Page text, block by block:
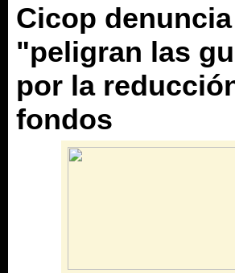
Cicop
"peligran las
por la
fondos